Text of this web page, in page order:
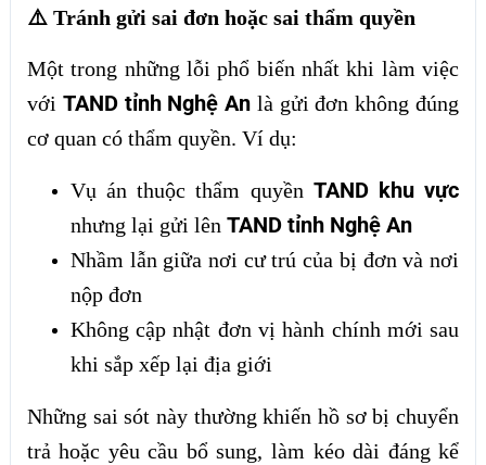
⚠️ Tránh gửi sai đơn hoặc sai thẩm quyền
Một trong những lỗi phổ biến nhất khi làm việc
với TAND tỉnh Nghệ An là gửi đơn không đúng
cơ quan có thẩm quyền. Ví dụ:
Vụ án thuộc thẩm quyền TAND khu vực
nhưng lại gửi lên TAND tỉnh Nghệ An
Nhầm lẫn giữa nơi cư trú của bị đơn và nơi
nộp đơn
Không cập nhật đơn vị hành chính mới sau
khi sắp xếp lại địa giới
Những sai sót này thường khiến hồ sơ bị chuyển
trả hoặc yêu cầu bổ sung, làm kéo dài đáng kể